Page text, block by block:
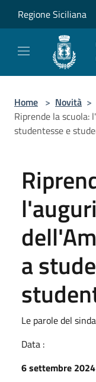
Regione Siciliana
Home > Novità >
Riprende la
studentesse e
a
Le parole del
Data :
6 settembre 2024